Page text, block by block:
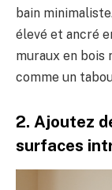
bain
élevé et ancré
muraux en bois
comme un
2. Ajoutez
surfaces